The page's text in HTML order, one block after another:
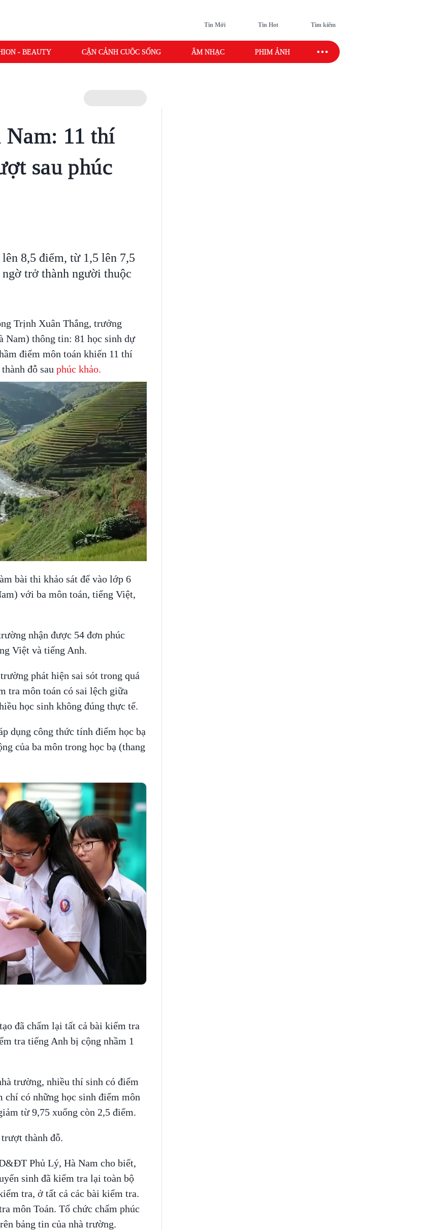
Tin Mới Tin Hot Tìm kiếm
- BEAUTY CẬN CẢNH CUỘC SỐNG ÂM NHẠC PHIM ẢNH SAO SPORT
11 thí
sau phúc
8,5 điểm, từ 1,5 lên 7,5
trở thành người thuộc
Trịnh Xuân Thắng, trưởng
Nam) thông tin: 81 học sinh dự
điểm môn toán khiến 11 thí
đỗ sau phúc khảo.
bài thi khảo sát để vào lớp 6
với ba môn toán, tiếng Việt,
nhận được 54 đơn phúc
Việt và tiếng Anh.
phát hiện sai sót trong quá
tra môn toán có sai lệch giữa
học sinh không đúng thực tế.
dụng công thức tính điểm học bạ
của ba môn trong học bạ (thang
đã chấm lại tất cả bài kiểm tra
tra tiếng Anh bị cộng nhầm 1
trường, nhiều thí sinh có điểm
chí có những học sinh điểm môn
từ 9,75 xuống còn 2,5 điểm.
thành đỗ.
Phủ Lý, Hà Nam cho biết,
sinh đã kiểm tra lại toàn bộ
tra, ở tất cả các bài kiểm tra.
môn Toán. Tổ chức chấm phúc
bảng tin của nhà trường.